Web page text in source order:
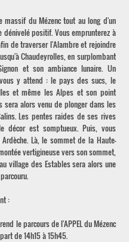
massif du Mézenc tout au long d'un
positif. Vous emprunterez à
de traverser l'Alambre et rejoindre
Chaudeyrolles, en surplombant
et son ambiance lunaire. Un
y attend : le pays des sucs, le
et même les Alpes et son point
alors venu de plonger dans les
Les pentes raides de ses rives
décor est somptueux. Puis, vous
Là, le sommet de la Haute-
vertigineuse vers son sommet,
village des Estables sera alors une
:
le parcours de l'APPEL du Mézenc
de 14h15 à 15h45.